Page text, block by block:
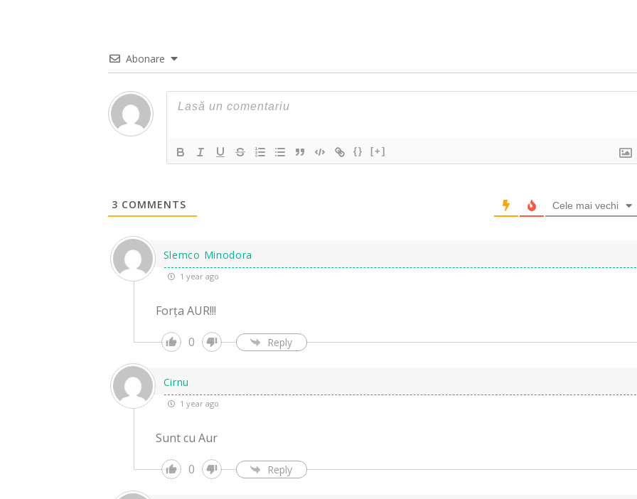
Abonare
{} [+]
3 COMMENTS Cele mai vechi
Slemco Minodora
1 year ago
Forța AUR!!!
0
Reply
Cirnu
1 year ago
Sunt cu Aur
0
Reply